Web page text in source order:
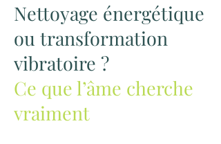
Nettoyage énergétique
ou transformation
vibratoire ?
Ce que l’âme cherche
vraiment